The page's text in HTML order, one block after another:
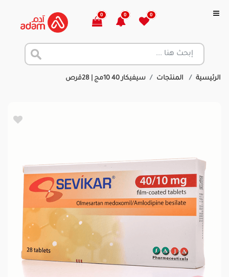
0
0
0
الرئيسية المنتجات سيفيكار 40 10مج | 28قرص